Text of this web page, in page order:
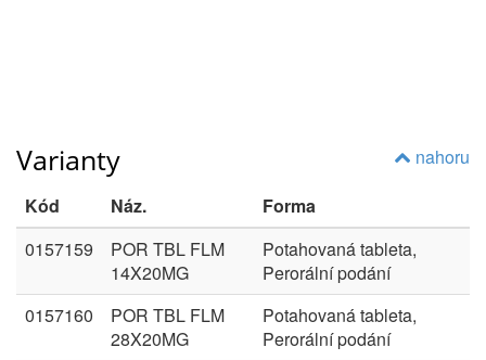
nahoru
Varianty
Kód Náz.
Forma
0157159
POR TBL FLM
14X20MG
Potahovaná tableta,
Perorální podání
0157160
POR TBL FLM
28X20MG
Potahovaná tableta,
Perorální podání